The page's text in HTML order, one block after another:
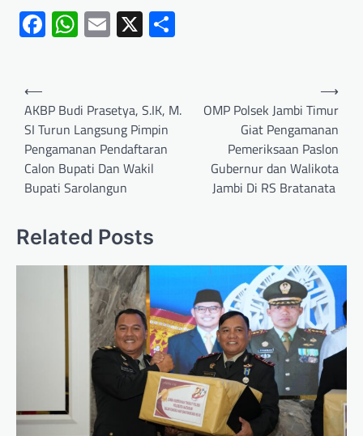
Facebook
WhatsApp
Email
X
⟵
AKBP Budi Prasetya, S.IK, M.
SI Turun Langsung Pimpin
Pengamanan Pendaftaran
Calon Bupati Dan Wakil
Bupati Sarolangun
OMP Polsek Jambi Timur
Giat Pengamanan
Pemeriksaan Paslon
Gubernur dan Walikota
Jambi Di RS Bratanata
⟶
Related Posts